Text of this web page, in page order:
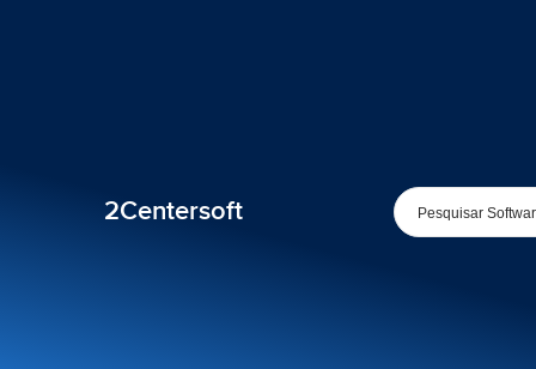
2Centersoft